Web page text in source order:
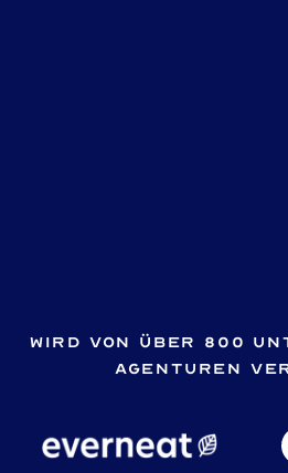
Wird von über 800
Agenturen